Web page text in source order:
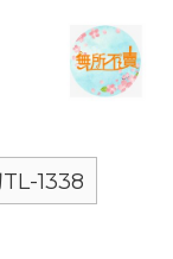
1338